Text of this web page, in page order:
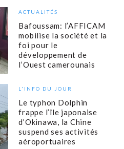
ACTUALITÉS
Bafoussam: l’AFFICAM
mobilise la société et la
foi pour le
développement de
l’Ouest camerounais
L'INFO DU JOUR
Le typhon Dolphin
frappe l’île japonaise
d’Okinawa, la Chine
suspend ses activités
aéroportuaires